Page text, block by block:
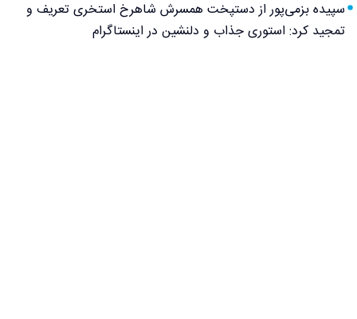
سپیده بزمی‌پور از دستپخت همسرش شاهرخ استخری تعریف و
تمجید کرد: استوری جذاب و دلنشین در اینستاگرام